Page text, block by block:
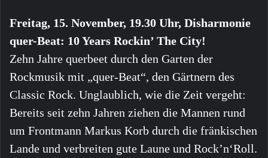
Freitag, 15. November, 19.30 Uhr, Disharmonie
quer-Beat: 10 Years Rockin’ The City!
Zehn Jahre querbeet durch den Garten der
Rockmusik mit „quer-Beat“, den Gärtnern des
Classic Rock. Unglaublich, wie die Zeit vergeht:
Bereits seit zehn Jahren ziehen die Mannen rund
um Frontmann Markus Korb durch die fränkischen
Lande und verbreiten gute Laune und Rock’n‘Roll.